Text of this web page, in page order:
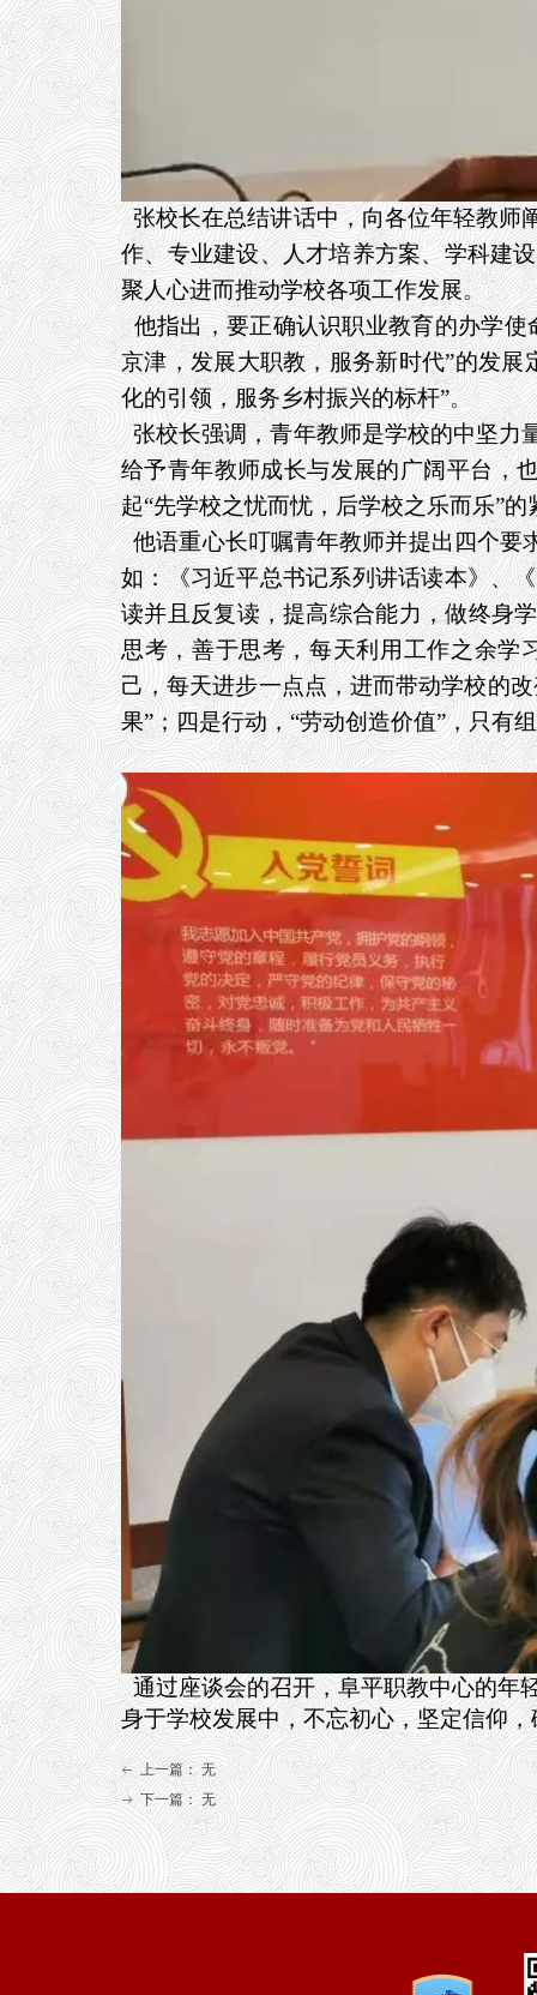
张校长在总结讲话中，向各位年轻教师
作、专业建设、人才培养方案、学科建
聚人心进而推动学校各项工作发展。
他指出，要正确认识职业教育的办学使
京津，发展大职教，服务新时代”的发
化的引领，服务乡村振兴的标杆”。
张校长强调，青年教师是学校的中坚力
给予青年教师成长与发展的广阔平台，
起“先学校之忧而忧，后学校之乐而乐”
他语重心长叮嘱青年教师并提出四个要
如：《习近平总书记系列讲话读本》、
读并且反复读，提高综合能力，做终身
思考，善于思考，每天利用工作之余学
己，每天进步一点点，进而带动学校的
果”；四是行动，“劳动创造价值”，只有
通过座谈会的召开，阜平职教中心的年
身于学校发展中，不忘初心，坚定信仰
ꂃ 上一篇： 无
ꁹ 下一篇： 无